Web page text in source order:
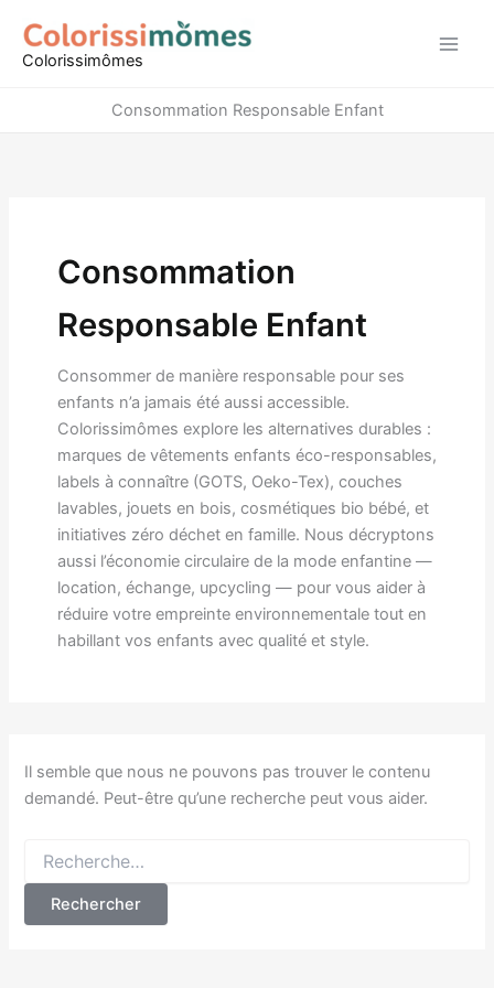
contenu
Colorissimômes
Consommation Responsable Enfant
Consommation
Responsable Enfant
Consommer de manière responsable pour ses
enfants n’a jamais été aussi accessible.
Colorissimômes explore les alternatives durables :
marques de vêtements enfants éco-responsables,
labels à connaître (GOTS, Oeko-Tex), couches
lavables, jouets en bois, cosmétiques bio bébé, et
initiatives zéro déchet en famille. Nous décryptons
aussi l’économie circulaire de la mode enfantine —
location, échange, upcycling — pour vous aider à
réduire votre empreinte environnementale tout en
habillant vos enfants avec qualité et style.
Il semble que nous ne pouvons pas trouver le contenu
demandé. Peut-être qu’une recherche peut vous aider.